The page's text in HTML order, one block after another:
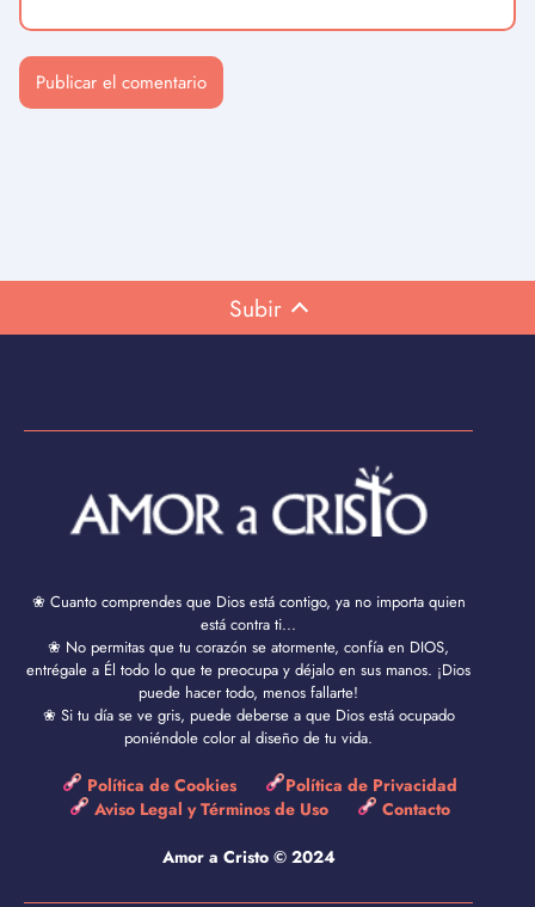
Subir
❀ Cuanto comprendes que Dios está contigo, ya no importa quien
está contra ti...
❀ No permitas que tu corazón se atormente, confía en DIOS,
entrégale a Él todo lo que te preocupa y déjalo en sus manos. ¡Dios
puede hacer todo, menos fallarte!
❀ Si tu día se ve gris, puede deberse a que Dios está ocupado
poniéndole color al diseño de tu vida.
Política de Cookies
Política de Privacidad
Aviso Legal y Términos de Uso
Contacto
Amor a Cristo © 2024